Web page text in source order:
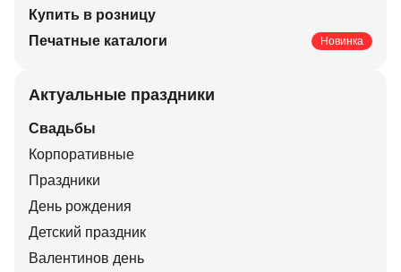
Купить в розницу
Печатные каталоги
Новинка
Актуальные праздники
Свадьбы
Корпоративные
Праздники
День рождения
Детский праздник
Валентинов день